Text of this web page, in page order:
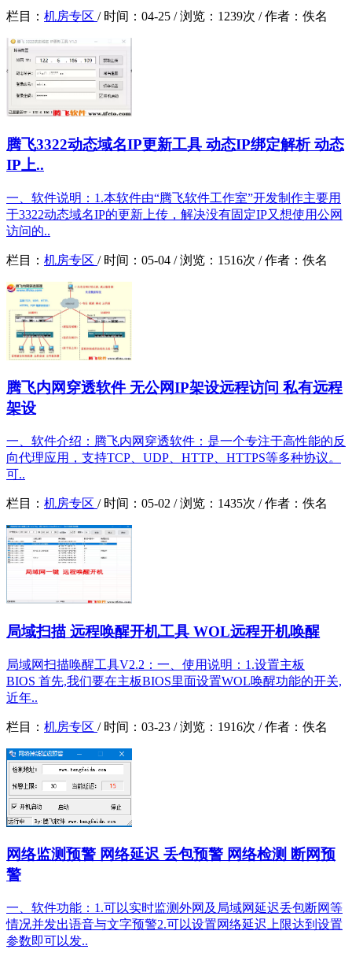
栏目： 机房专区 / 时间： 04-25 /浏览： 1239次 /作者： 佚名
腾飞3322动态域名IP更新工具 动态IP绑定解析 动态
IP上..
一、软件说明：1.本软件由“腾飞软件工作室”开发制作主要用
于3322动态域名IP的更新上传，解决没有固定IP又想使用公网
访问的..
栏目： 机房专区 / 时间： 05-04 /浏览： 1516次 /作者： 佚名
腾飞内网穿透软件 无公网IP架设远程访问 私有远程
架设
一、软件介绍：腾飞内网穿透软件：是一个专注于高性能的反
向代理应用，支持TCP、UDP、HTTP、HTTPS等多种协议。
可..
栏目： 机房专区 / 时间： 05-02 /浏览： 1435次 /作者： 佚名
局域扫描 远程唤醒开机工具 WOL远程开机唤醒
局域网扫描唤醒工具V2.2：一、使用说明：1.设置主板
BIOS 首先,我们要在主板BIOS里面设置WOL唤醒功能的开关,
近年..
栏目： 机房专区 / 时间： 03-23 /浏览： 1916次 /作者： 佚名
网络监测预警 网络延迟 丢包预警 网络检测 断网预
警
一、软件功能：1.可以实时监测外网及局域网延迟丢包断网等
情况并发出语音与文字预警2.可以设置网络延迟上限达到设置
参数即可以发..